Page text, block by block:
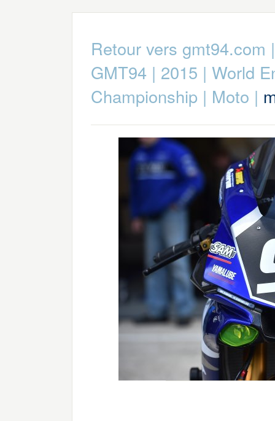
Retour vers gmt94.com
GMT94 | 2015 | World
Championship | Moto |